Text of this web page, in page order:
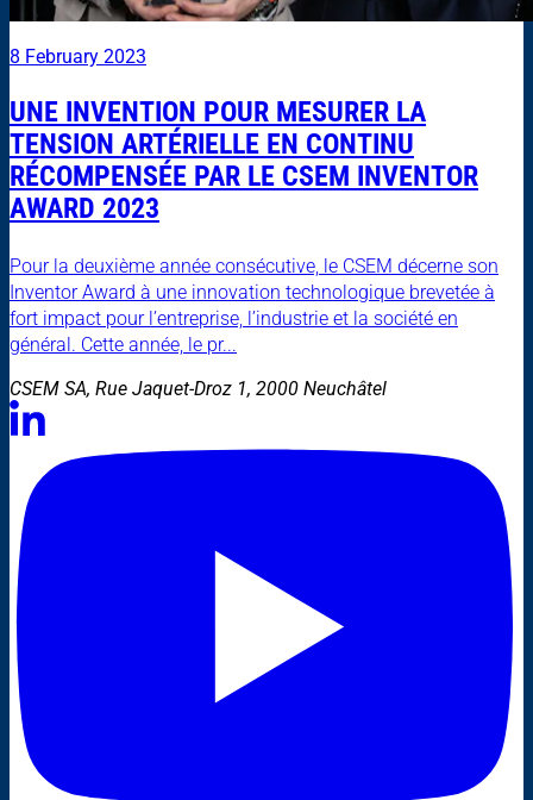
8 February 2023
UNE INVENTION POUR MESURER LA
TENSION ARTÉRIELLE EN CONTINU
RÉCOMPENSÉE PAR LE CSEM INVENTOR
AWARD 2023
Pour la deuxième année consécutive, le CSEM décerne son
Inventor Award à une innovation technologique brevetée à
fort impact pour l’entreprise, l’industrie et la société en
général. Cette année, le pr...
CSEM SA, Rue Jaquet-Droz 1, 2000 Neuchâtel